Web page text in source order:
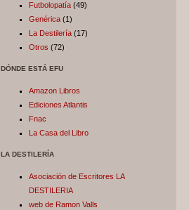
Futbolopatía (49)
Genérica (1)
La Destilería (17)
Otros (72)
DÓNDE ESTÁ EFU
Amazon Libros
Ediciones Atlantis
Fnac
La Casa del Libro
LA DESTILERÍA
Asociación de Escritores LA
DESTILERIA
web de Ramon Valls